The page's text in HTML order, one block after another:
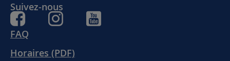
FAQ
Horaires (PDF)
Suivez-nous